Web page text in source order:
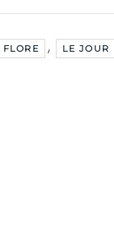
FLORE , LE JOUR